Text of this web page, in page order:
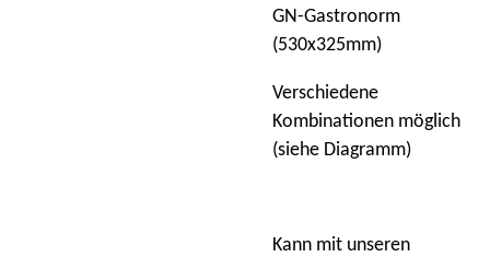
GN-Gastronorm
(530x325mm)
Verschiedene
Kombinationen möglich
(siehe Diagramm)
Kann mit unseren